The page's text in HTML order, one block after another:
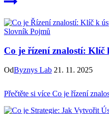
Slovník Pojmů
Co je řízení znalostí: Klíč
OdByznys Lab 21. 11. 2025
Přečtěte si více Co je řízení